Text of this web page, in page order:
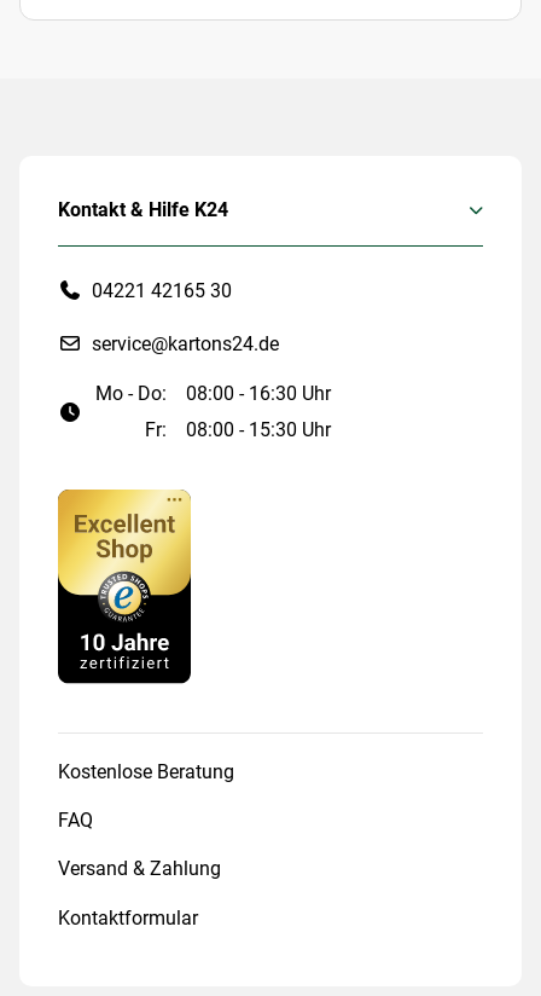
Kontakt & Hilfe K24
04221 42165 30
service@kartons24.de
Mo - Do:
08:00 - 16:30 Uhr
Fr:
08:00 - 15:30 Uhr
Kostenlose Beratung
FAQ
Versand & Zahlung
Kontaktformular